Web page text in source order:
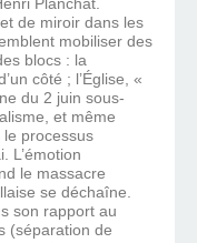
Planchat.
de miroir dans les
mobiliser des
blocs : la
côté ; l’Église, «
du 2 juin sous-
et même
le processus
L’émotion
le massacre
se déchaîne.
son rapport au
(séparation de